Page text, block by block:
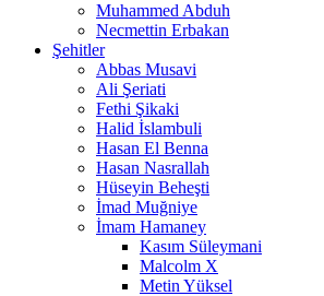
Muhammed Abduh
Necmettin Erbakan
Şehitler
Abbas Musavi
Ali Şeriati
Fethi Şikaki
Halid İslambuli
Hasan El Benna
Hasan Nasrallah
Hüseyin Beheşti
İmad Muğniye
İmam Hamaney
Kasım Süleymani
Malcolm X
Metin Yüksel